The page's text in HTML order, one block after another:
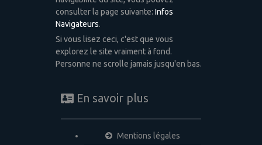
consulter la page suivante: Infos
Navigateurs.
Si vous lisez ceci, c'est que vous
explorez le site vraiment à fond.
Personne ne scrolle jamais jusqu'en bas.
En savoir plus
Mentions légales